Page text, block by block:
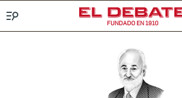
FUNDADO EN 1910